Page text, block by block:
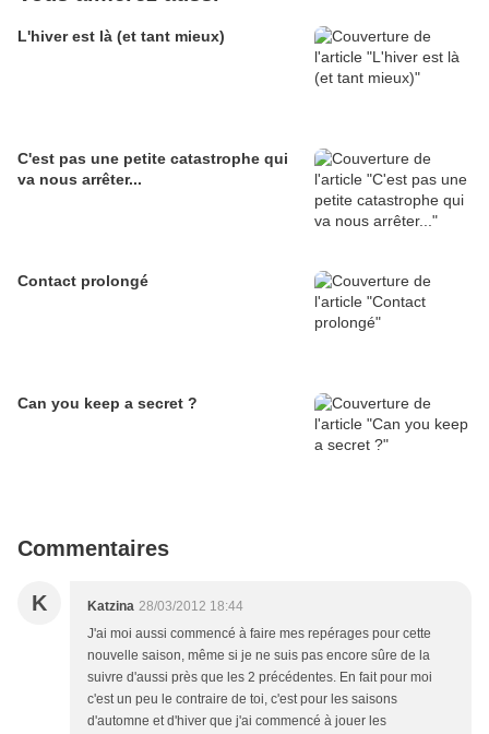
L'hiver est là (et tant mieux)
C'est pas une petite catastrophe qui
va nous arrêter...
Contact prolongé
Can you keep a secret ?
Commentaires
K Katzina 28/03/2012 18:44
J'ai moi aussi commencé à faire mes repérages pour cette
nouvelle saison, même si je ne suis pas encore sûre de la
suivre d'aussi près que les 2 précédentes. En fait pour moi
c'est un peu le contraire de toi, c'est pour les saisons
d'automne et d'hiver que j'ai commencé à jouer les